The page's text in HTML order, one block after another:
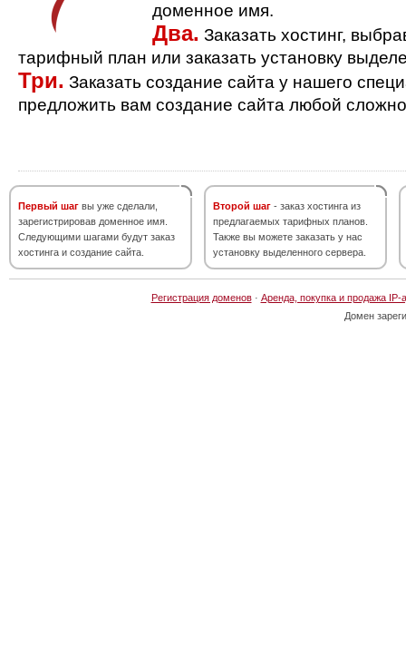
доменное имя.
Два. Заказать хостинг,
тарифный план или заказать установку
Три. Заказать создание сайта у нашего
предложить вам создание сайта любой
Первый шаг вы уже сделали,
зарегистрировав доменное имя.
Следующими шагами будут заказ
хостинга и создание сайта.
Второй шаг - заказ хостинга из
предлагаемых тарифных планов.
Также вы можете заказать у нас
установку выделенного сервера.
Регистрация доменов· Аренда, покупка и продажа IP-
Домен